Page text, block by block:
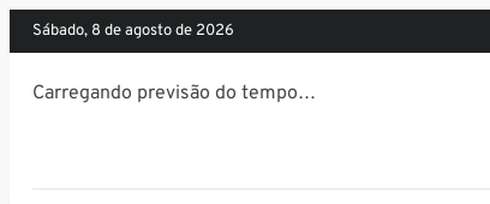
sábado, 8 de agosto de 2026
Carregando previsão do tempo…